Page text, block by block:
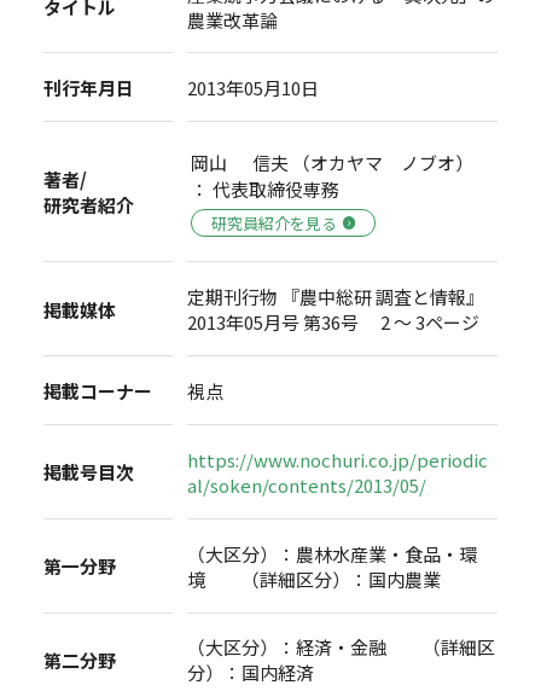
タイトル
農業改革論
刊行年月日 2013年05月10日
著者/
研究者紹介
岡山 信夫 （オカヤマ ノブオ）
： 代表取締役専務
研究員紹介を見る
掲載媒体
定期刊行物 『農中総研 調査と情報』
2013年05月号 第36号 2 ～ 3ページ
掲載コーナー 視点
掲載号目次
https://www.nochuri.co.jp/periodic
al/soken/contents/2013/05/
第一分野
（大区分）：農林水産業・食品・環
境 （詳細区分）：国内農業
第二分野
（大区分）：経済・金融 （詳細区
分）：国内経済